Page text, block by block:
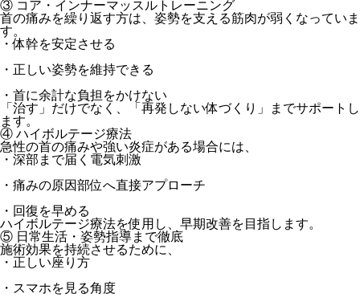
③ コア・インナーマッスルトレーニング
首の痛みを繰り返す方は、姿勢を支える筋肉が弱くなっていま
す。
・体幹を安定させる
・正しい姿勢を維持できる
・首に余計な負担をかけない
「治す」だけでなく、「再発しない体づくり」までサポートし
ます。
④ ハイボルテージ療法
急性の首の痛みや強い炎症がある場合には、
・深部まで届く電気刺激
・痛みの原因部位へ直接アプローチ
・回復を早める
ハイボルテージ療法を使用し、早期改善を目指します。
⑤ 日常生活・姿勢指導まで徹底
施術効果を持続させるために、
・正しい座り方
・スマホを見る角度